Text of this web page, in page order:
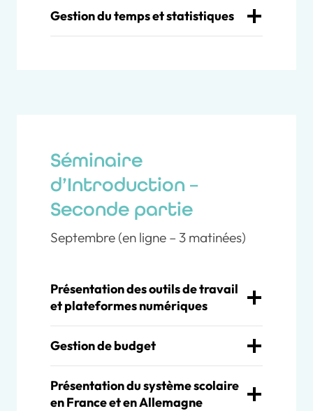
Gestion du temps et statistiques
Séminaire
d’Introduction –
Seconde partie
Septembre (en ligne – 3 matinées)
Présentation des outils de travail
et plateformes numériques
Gestion de budget
Présentation du système scolaire
en France et en Allemagne